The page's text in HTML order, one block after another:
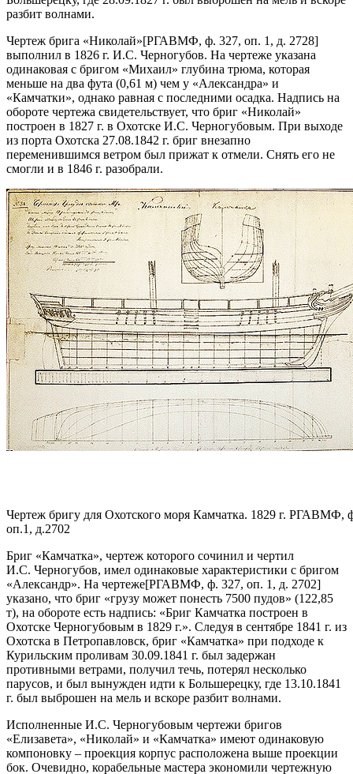
разбит волнами.
Чертеж брига «Николай»[РГАВМФ, ф. 327, оп. 1, д. 2728]
выполнил в 1826 г. И.С. Черногубов. На чертеже указана
одинаковая с бригом «Михаил» глубина трюма, которая
меньше на два фута (0,61 м) чем у «Александра» и
«Камчатки», однако равная с последними осадка. Надпись на
обороте чертежа свидетельствует, что бриг «Николай»
построен в 1827 г. в Охотске И.С. Черногубовым. При выходе
из порта Охотска 27.08.1842 г. бриг внезапно
переменившимся ветром был прижат к отмели. Снять его не
смогли и в 1846 г. разобрали.
Чертеж бригу для Охотского моря Камчатка. 1829 г. РГАВМФ,
оп.1, д.2702
Бриг «Камчатка», чертеж которого сочинил и чертил
И.С. Черногубов, имел одинаковые характеристики с бригом
«Александр». На чертеже[РГАВМФ, ф. 327, оп. 1, д. 2702]
указано, что бриг «грузу может понесть 7500 пудов» (122,85
т), на обороте есть надпись: «Бриг Камчатка построен в
Охотске Черногубовым в 1829 г.». Следуя в сентябре 1841 г. из
Охотска в Петропавловск, бриг «Камчатка» при подходе к
Курильским проливам 30.09.1841 г. был задержан
противными ветрами, получил течь, потерял несколько
парусов, и был вынужден идти к Большерецку, где 13.10.1841
г. был выброшен на мель и вскоре разбит волнами.
Исполненные И.С. Черногубовым чертежи бригов
«Елизавета», «Николай» и «Камчатка» имеют одинаковую
компоновку – проекция корпус расположена выше проекции
бок. Очевидно, корабельные мастера экономили чертежную